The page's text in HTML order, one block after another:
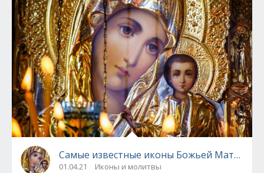
Самые известные иконы Божьей Матери и
01.04.21 Иконы и молитвы